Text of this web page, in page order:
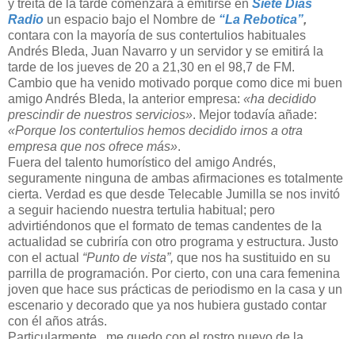
y treita de la tarde comenzará a emitirse en Siete Días
Radio un espacio bajo el Nombre de “La Rebotica”,
contara con la mayoría de sus contertulios habituales
Andrés Bleda, Juan Navarro y un servidor y se emitirá la
tarde de los jueves de 20 a 21,30 en el 98,7 de FM.
Cambio que ha venido motivado porque como dice mi buen
amigo Andrés Bleda, la anterior empresa: «ha decidido
prescindir de nuestros servicios». Mejor todavía añade:
«Porque los contertulios hemos decidido irnos a otra
empresa que nos ofrece más».
Fuera del talento humorístico del amigo Andrés,
seguramente ninguna de ambas afirmaciones es totalmente
cierta. Verdad es que desde Telecable Jumilla se nos invitó
a seguir haciendo nuestra tertulia habitual; pero
advirtiéndonos que el formato de temas candentes de la
actualidad se cubriría con otro programa y estructura. Justo
con el actual “Punto de vista”, que nos ha sustituido en su
parrilla de programación. Por cierto, con una cara femenina
joven que hace sus prácticas de periodismo en la casa y un
escenario y decorado que ya nos hubiera gustado contar
con él años atrás.